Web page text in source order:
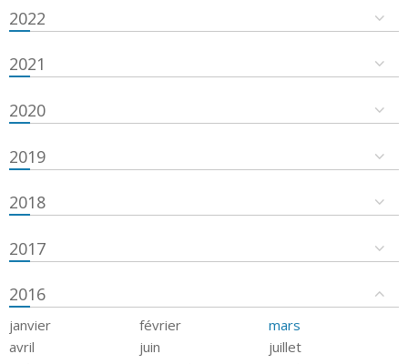
2022
2021
2020
2019
2018
2017
2016
janvier février
mars
avril
juin
juillet